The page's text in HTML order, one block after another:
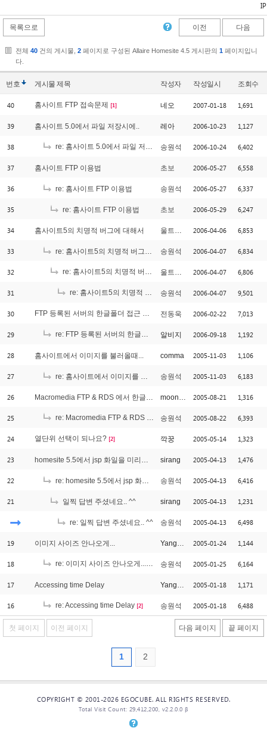
목록으로 이전 다음
전체 40 건의 게시물, 2 페이지로 구성된 Allaire Homesite 4.5 게시판의 1 페이지입니
다.
번호 게시물제목 작성자 작성일시 조회수
40 홈사이트 FTP 접속문제 [1] 네오 2007-01-18 1,691
39 홈사이트 5.0에서 파일 저장시에.. 레아 2006-10-23 1,127
38 re: 홈사이트 5.0에서 파일 저장시에.. [1]
송원석 2006-10-24 6,402
37 홈사이트 FTP 이용법 초보 2006-05-27 6,558
36 re: 홈사이트 FTP 이용법 송원석 2006-05-27 6,337
35 re: 홈사이트 FTP 이용법 초보 2006-05-29 6,247
34 홈사이트5의 치명적 버그에 대해서 울트라맨 2006-04-06 6,853
33 re: 홈사이트5의 치명적 버그에 대해서 송원석 2006-04-07 6,834
32 re: 홈사이트5의 치명적 버그에 대해서 울트라맨 2006-04-07 6,806
31 re: 홈사이트5의 치명적 버그에 대해서 [1]
송원석 2006-04-07 9,501
30 FTP 등록된 서버의 한글폴더 접근 문제 [1]
전동욱 2006-02-22 7,013
29 re: FTP 등록된 서버의 한글폴더 접근 문제 [1]
알비지 2006-09-18 1,192
28 홈사이트에서 이미지를 불러올때... comma 2005-11-03 1,106
27 re: 홈사이트에서 이미지를 불러올때... 송원석 2005-11-03 6,183
26 Macromedia FTP & RDS 에서 한글로 등록된 FTP 삭제 문제. moonyoung 2005-08-21 1,316
25 re: Macromedia FTP & RDS 에서 한글로 등록된 FTP 삭제 문제. 송원석 2005-08-22 6,393
24 열단위 선택이 되나요? [2] 깍꿍 2005-05-14 1,323
23 homesite 5.5에서 jsp 화일을 미리보기 하려면.. sirang 2005-04-13 1,476
22 re: homesite 5.5에서 jsp 화일을 미리보기 하려면.. 송원석 2005-04-13 6,416
21 일찍 답변 주셨네요.. ^^ sirang 2005-04-13 1,231
re: 일찍 답변 주셨네요.. ^^ 송원석 2005-04-13 6,498
19 이미지 사이즈 안나오게... YangGun 2005-01-24 1,144
18 re: 이미지 사이즈 안나오게... 송원석 2005-01-25 6,164
17 Accessing time Delay YangGun 2005-01-18 1,171
16 re: Accessing time Delay [2] 송원석 2005-01-18 6,488
첫 페이지 이전 페이지 다음 페이지 끝 페이지
1 2
COPYRIGHT © 2001-2026 EGOCUBE. ALL RIGHTS RESERVED.
Total Visit Count: 29,412,200, v2.2.0.0 β